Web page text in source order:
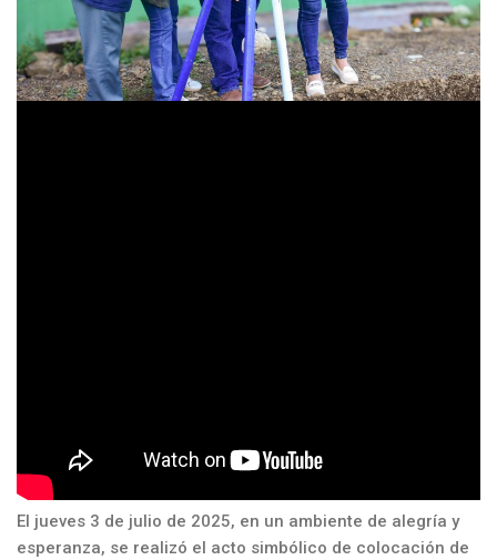
El jueves 3 de julio de 2025, en un ambiente de alegría y
esperanza, se realizó el acto simbólico de colocación de